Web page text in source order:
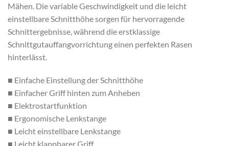
Mähen. Die variable Geschwindigkeit und die leicht
einstellbare Schnitthöhe sorgen für hervorragende
Schnittergebnisse, während die erstklassige
Schnittgutauffangvorrichtung einen perfekten Rasen
hinterlässt.
■ Einfache Einstellung der Schnitthöhe
■ Einfacher Griff hinten zum Anheben
■ Elektrostartfunktion
■ Ergonomische Lenkstange
■ Leicht einstellbare Lenkstange
■ Leicht klappbarer Griff